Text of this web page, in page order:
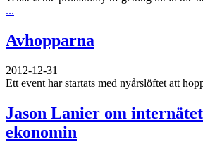
...
Avhopparna
2012-12-31
Ett event har startats med nyårslöftet att
Jason Lanier om
ekonomin